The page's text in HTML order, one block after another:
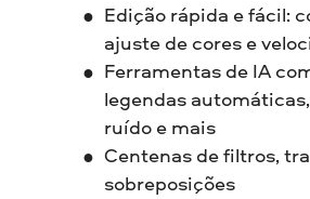
Edição rápida e fácil:
ajuste de cores e
Ferramentas de IA
legendas
ruído e mais
Centenas de filtros,
sobreposições